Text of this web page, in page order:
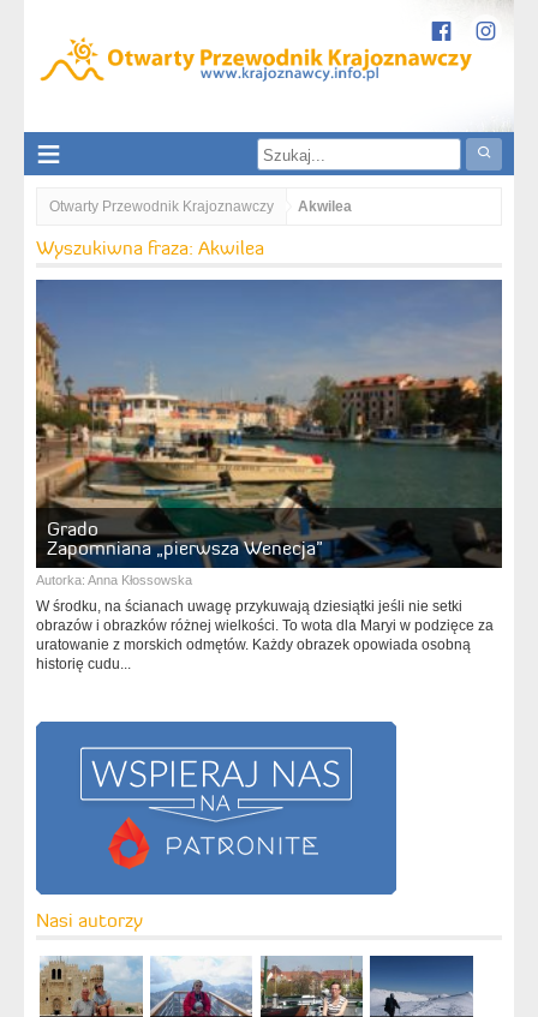
Otwarty Przewodnik Krajoznawczy Akwilea
Wyszukiwna fraza: Akwilea
Grado
Zapomniana „pierwsza Wenecja”
Autorka: Anna Kłossowska
W środku, na ścianach uwagę przykuwają dziesiątki jeśli nie setki
obrazów i obrazków różnej wielkości. To wota dla Maryi w podzięce za
uratowanie z morskich odmętów. Każdy obrazek opowiada osobną
historię cudu...
Nasi autorzy